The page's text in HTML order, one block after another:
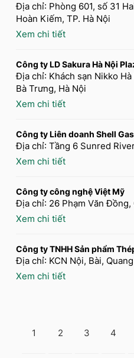
Địa chỉ: Phòng 601, số 31
Hoàn Kiếm, TP. Hà Nội
Xem chi tiết
Công ty LD Sakura Hà Nội
Địa chỉ: Khách sạn Nikko
Bà Trưng, Hà Nội
Xem chi tiết
Công ty Liên doanh Shell
Địa chỉ: Tầng 6 Sunred
Xem chi tiết
Công ty công nghệ Việt Mỹ
Địa chỉ: 26 Phạm Văn Đồng,
Xem chi tiết
Công ty TNHH Sản phẩm
Địa chỉ: KCN Nội, Bài,
Xem chi tiết
1 2 3 4